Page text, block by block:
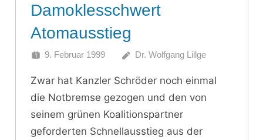
Damoklesschwert
Atomausstieg
9. Februar 1999 Dr. Wolfgang Lillge
Zwar hat Kanzler Schröder noch einmal
die Notbremse gezogen und den von
seinem grünen Koalitionspartner
geforderten Schnellausstieg aus der